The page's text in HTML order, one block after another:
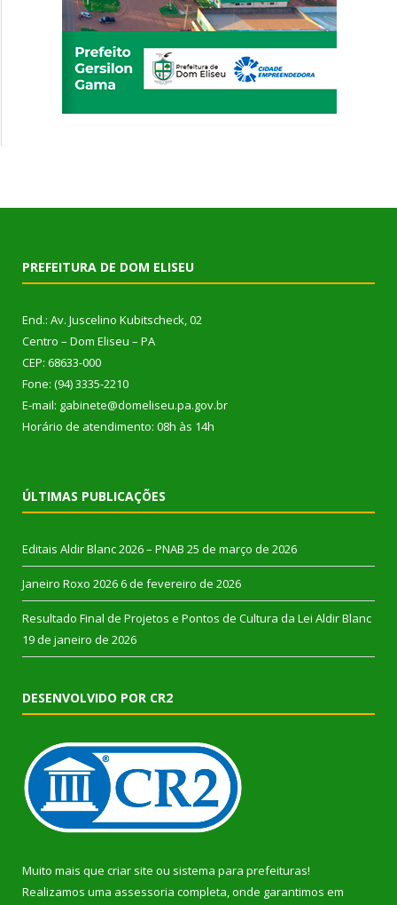
PREFEITURA DE DOM ELISEU
End.: Av. Juscelino Kubitscheck, 02
Centro – Dom Eliseu – PA
CEP: 68633-000
Fone: (94) 3335-2210
E-mail: gabinete@domeliseu.pa.gov.br
Horário de atendimento: 08h às 14h
ÚLTIMAS PUBLICAÇÕES
Editais Aldir Blanc 2026 – PNAB 25 de março de 2026
Janeiro Roxo 2026 6 de fevereiro de 2026
Resultado Final de Projetos e Pontos de Cultura da Lei Aldir Blanc
19 de janeiro de 2026
DESENVOLVIDO POR CR2
Muito mais que criar site ou sistema para prefeituras!
Realizamos uma assessoria completa, onde garantimos em